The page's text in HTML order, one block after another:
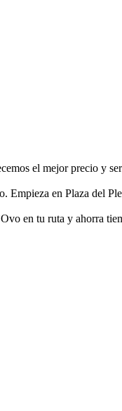
el mejor precio y
en Plaza del
en tu ruta y ahorra